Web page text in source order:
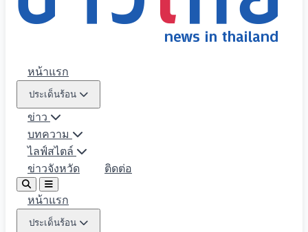
หน้าแรก
ประเด็นร้อน
ข่าว
บทความ
ไลฟ์สไตล์
ข่าวจังหวัด
ติดต่อ
หน้าแรก
ประเด็นร้อน